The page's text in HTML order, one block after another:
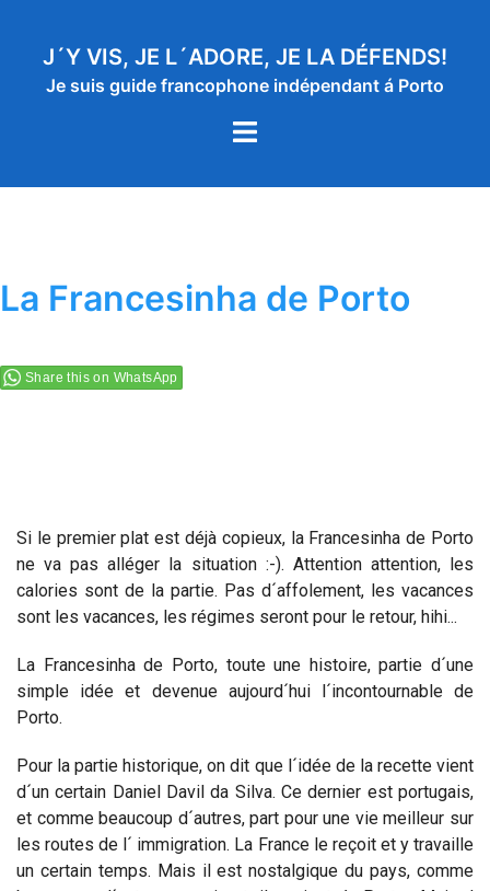
contenuJ´Y VIS, JE L´ADORE, JE LA DÉFENDS!
Je suis guide francophone indépendant á Porto
Ouvrir/fermer
La Francesinha de Porto
Share this on WhatsApp
Si le premier plat est déjà copieux, la Francesinha de Porto
ne va pas alléger la situation :-). Attention attention, les
calories sont de la partie. Pas d´affolement, les vacances
sont les vacances, les régimes seront pour le retour, hihi...
La Francesinha de Porto, toute une histoire, partie d´une
simple idée et devenue aujourd´hui l´incontournable de
Porto.
Pour la partie historique, on dit que l´idée de la recette vient
d´un certain Daniel Davil da Silva. Ce dernier est portugais,
et comme beaucoup d´autres, part pour une vie meilleur sur
les routes de l´ immigration. La France le reçoit et y travaille
un certain temps. Mais il est nostalgique du pays, comme